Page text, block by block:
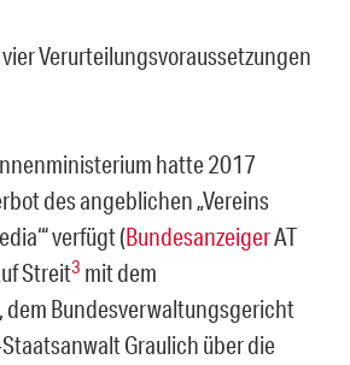
Verurteilungsvoraussetzungen
hatte 2017
des angebli­chen „Vereins
verfügt (BundesanzeigerAT
Streit3 mit dem
Bundesverwaltungsgericht
Graulich über die